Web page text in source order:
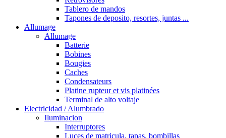
Tablero de mandos
Tapones de deposito, resortes, juntas ...
Allumage
Allumage
Batterie
Bobines
Bougies
Caches
Condensateurs
Platine rupteur et vis platinées
Terminal de alto voltaje
Electricidad / Alumbrado
Iluminacion
Interruptores
Luces de matricula, tapas, bombillas